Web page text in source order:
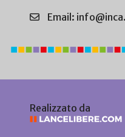
Email:
Realizzato da